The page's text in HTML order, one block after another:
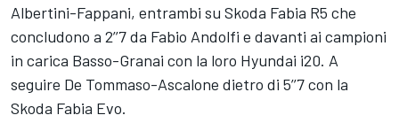
Albertini-Fappani, entrambi su Skoda Fabia R5 che
concludono a 2’’7 da Fabio Andolfi e davanti ai campioni
in carica Basso-Granai con la loro Hyundai i20. A
seguire De Tommaso-Ascalone dietro di 5’’7 con la
Skoda Fabia Evo.